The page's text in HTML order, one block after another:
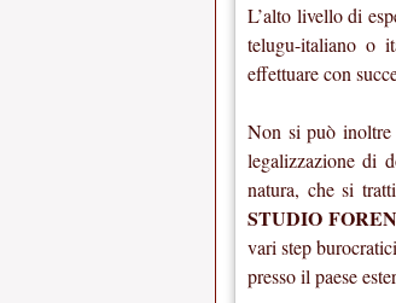
L’alto livello di
telugu-italiano o
effettuare con
Non si può
legalizzazione di
natura, che si
STUDIO
vari step
presso il paese